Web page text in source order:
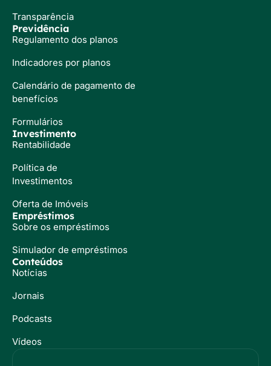
Transparência
Previdência
Regulamento dos planos
Indicadores por planos
Calendário de pagamento de
benefícios
Formulários
Investimento
Rentabilidade
Política de
Investimentos
Oferta de Imóveis
Empréstimos
Sobre os empréstimos
Simulador de empréstimos
Conteúdos
Notícias
Jornais
Podcasts
Vídeos